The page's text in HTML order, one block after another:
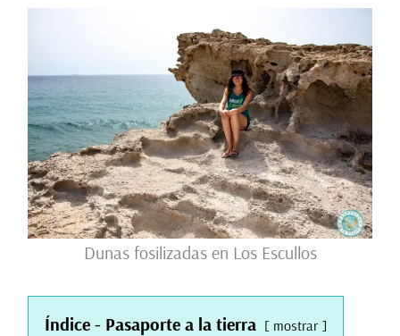
Dunas fosilizadas en Los Escullos
Índice - Pasaporte a la tierra mostrar